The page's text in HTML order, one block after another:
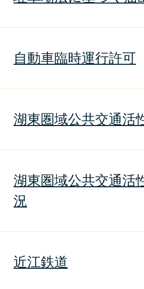
自動車臨時運行許可
湖東圏域公共交通活
湖東圏域公共交通活
況
近江鉄道